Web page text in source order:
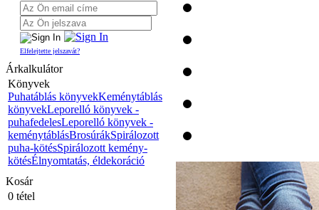
Elfelejtette jelszavát?
Árkalkulátor
Könyvek
Puhatáblás könyvekKeménytáblás
könyvekLeporelló könyvek -
puhafedelesLeporelló könyvek -
keménytáblásBrosúrákSpirálozott
puha-kötésSpirálozott kemény-
kötésÉlnyomtatás, éldekoráció
Kosár
0 tétel